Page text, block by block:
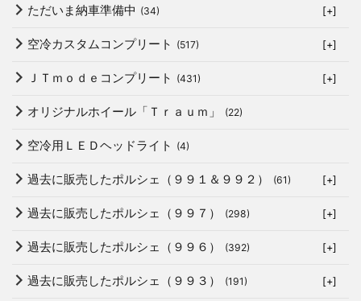
ただいま納車準備中 (34) [+]
空冷カスタムコンプリート (517) [+]
ＪＴｍｏｄｅコンプリート (431) [+]
オリジナルホイール「Ｔｒａｕｍ」 (22)
空冷用ＬＥＤヘッドライト (4)
過去に販売したポルシェ（９９１＆９９２） (61) [+]
過去に販売したポルシェ（９９７） (298) [+]
過去に販売したポルシェ（９９６） (392) [+]
過去に販売したポルシェ（９９３） (191) [+]